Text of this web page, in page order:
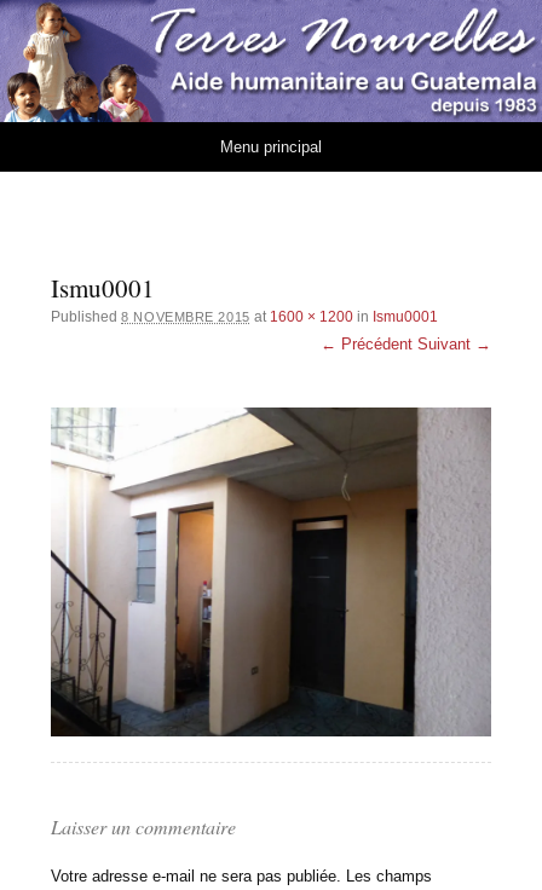
Association Terres
Nouvelles
AIDE HUMANITAIRE AU GUATEMALA DEPUIS 1983
Menu principal
Ismu0001
Published8 NOVEMBRE 2015 at 1600 × 1200in Ismu0001
← Précédent Suivant →
Laisser un commentaire
Votre adresse e-mail ne sera pas publiée. Les champs